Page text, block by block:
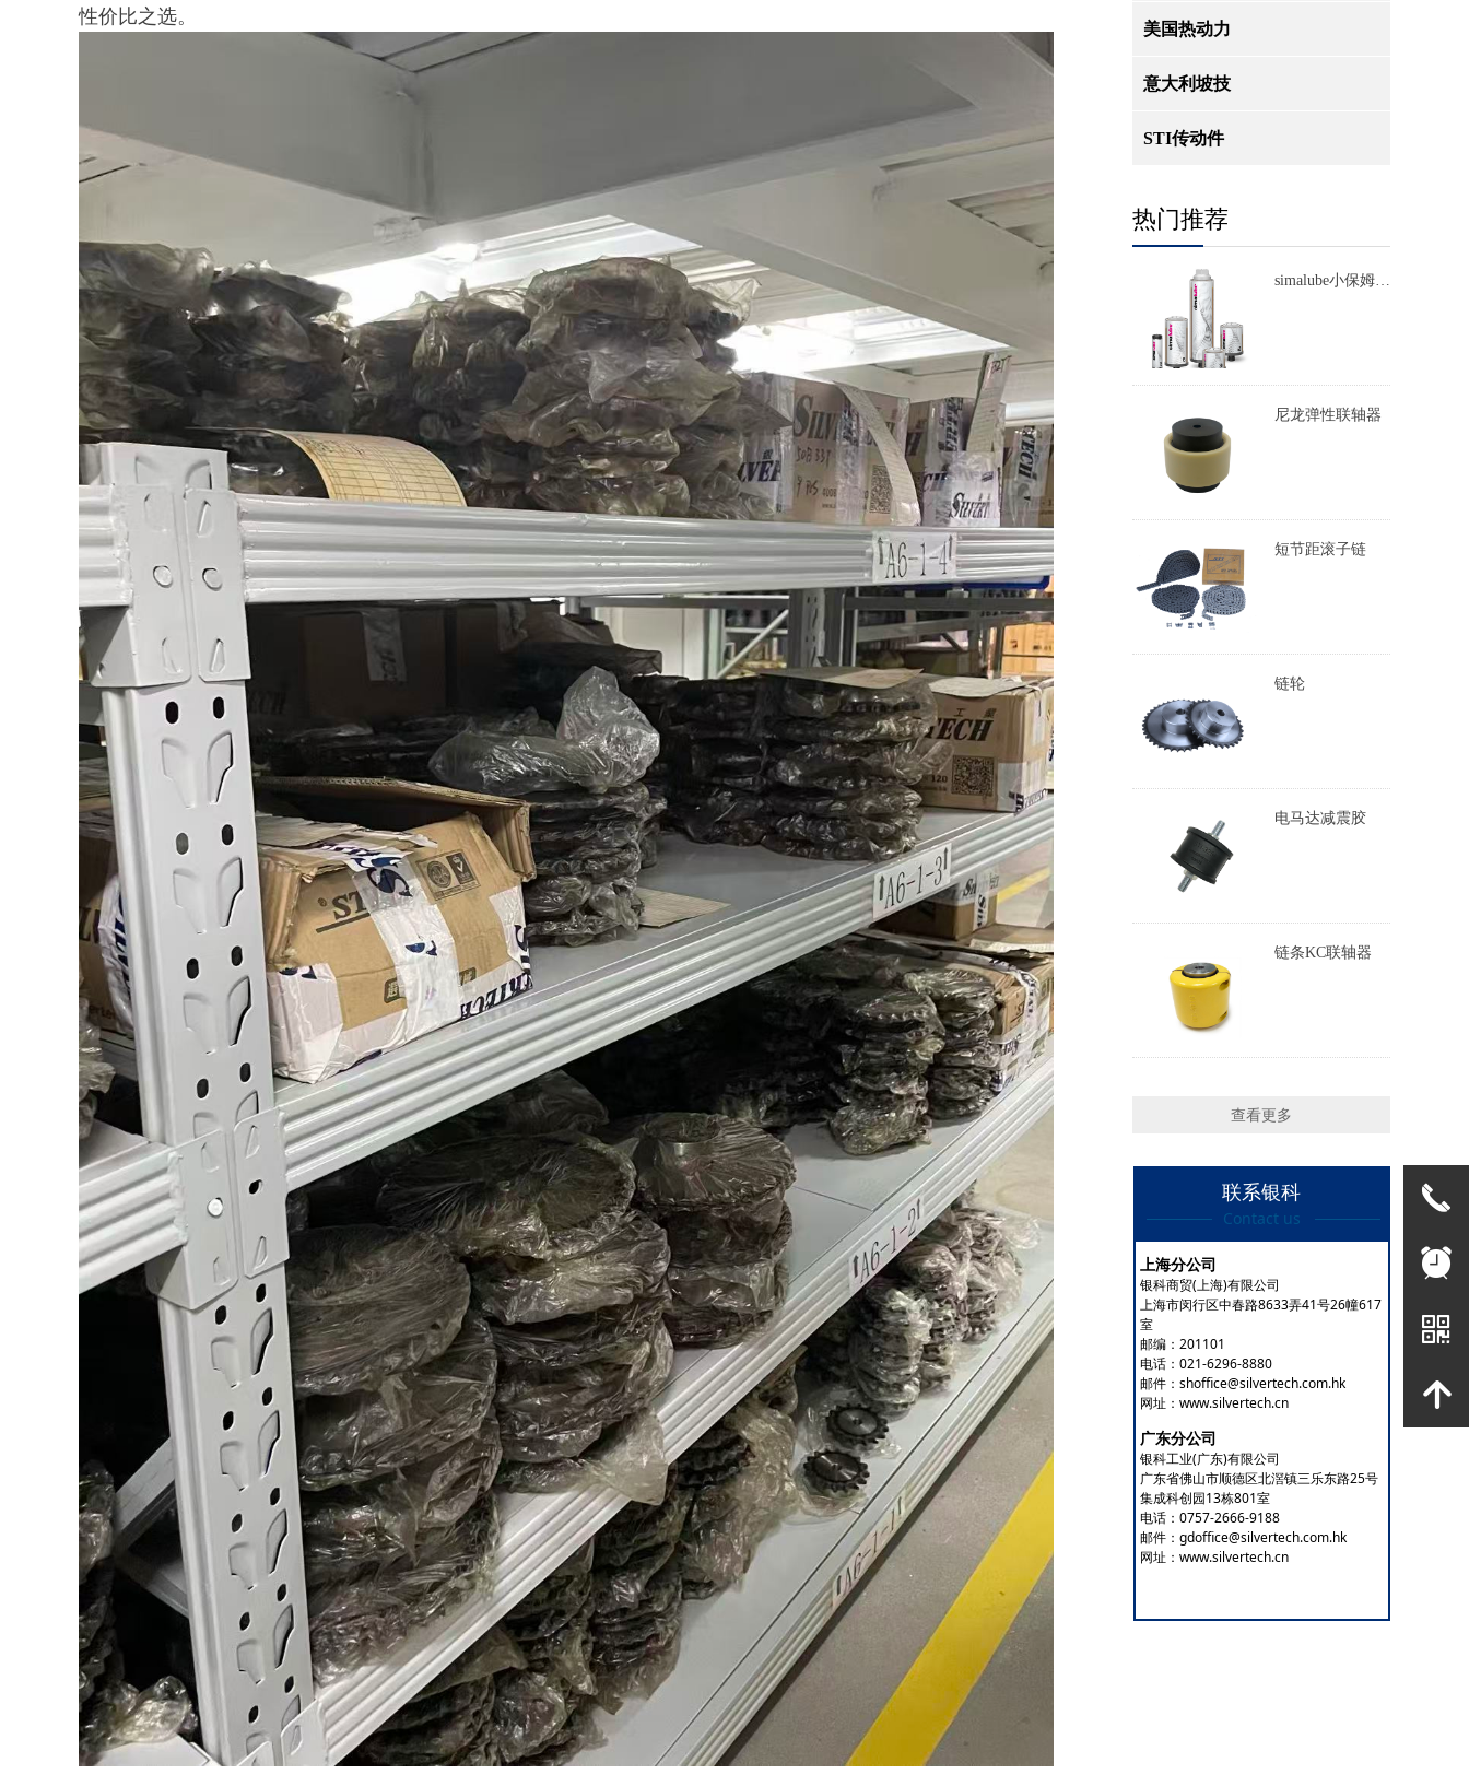
美国热动力
意大利坡技
STI传动件
热门推荐
simalube小保姆自
尼龙弹性联轴器
短节距滚子链
链轮
电马达减震胶
链条KC联轴器
查看更多
联系银科
Contact us
上海分公司
银科商贸(上海)有限公司
上海市闵行区中春路8633弄41号26幢617
室
邮编：201101
电话：021-6296-8880
邮件：shoffice@silvertech.com.hk
网址：www.silvertech.cn
广东分公司
银科工业(广东)有限公司
广东省佛山市顺德区北滘镇三乐东路25号
集成科创园13栋801室
电话：0757-2666-9188
邮件：gdoffice@silvertech.com.hk
网址：www.silvertech.cn
性价比之选。
끅
뀥
낃
녕